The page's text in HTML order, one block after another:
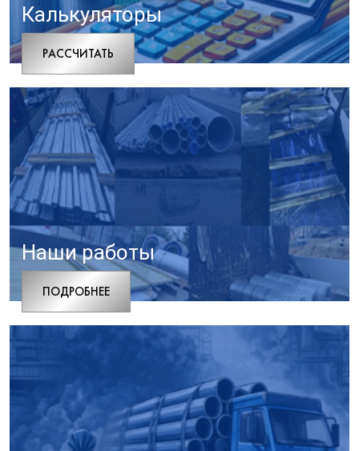
Калькуляторы
РАCСЧИТАТЬ
Наши работы
ПОДРОБНЕЕ